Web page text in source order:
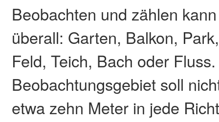
Beobachten und zählen
überall: Garten, Balkon,
Feld, Teich, Bach oder
Beobachtungsgebiet soll
etwa zehn Meter in jede